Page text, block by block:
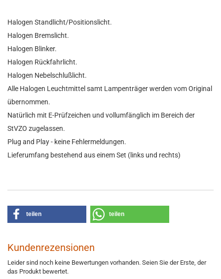
Halogen Standlicht/Positionslicht.
Halogen Bremslicht.
Halogen Blinker.
Halogen Rückfahrlicht.
Halogen Nebelschlußlicht.
Alle Halogen Leuchtmittel samt Lampenträger werden vom Original
übernommen.
Natürlich mit E-Prüfzeichen und vollumfänglich im Bereich der
StVZO zugelassen.
Plug and Play - keine Fehlermeldungen.
Lieferumfang bestehend aus einem Set (links und rechts)
teilen teilen
Kundenrezensionen
Leider sind noch keine Bewertungen vorhanden. Seien Sie der Erste, der
das Produkt bewertet.